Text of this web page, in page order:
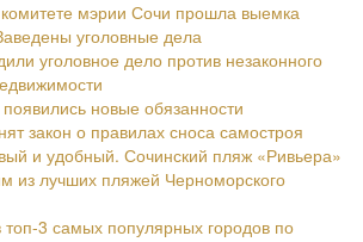
мэрии Сочи прошла выемка
уголовные дела
уголовное дело против незаконного
новые обязанности
закон о правилах сноса самостроя
и удобный. Сочинский пляж «Ривьера»
из лучших пляжей Черноморского
3 самых популярных городов по